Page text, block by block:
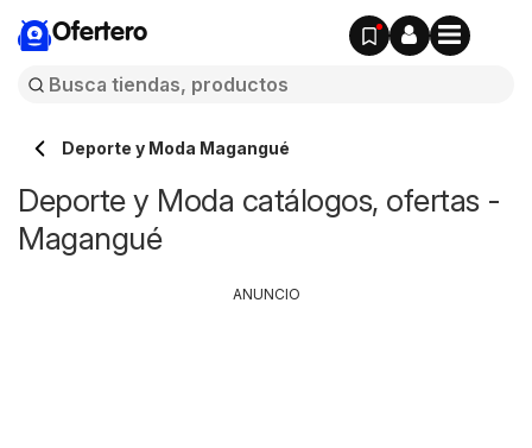
Ofertero
Deporte y Moda Magangué
Deporte y Moda catálogos, ofertas -
Magangué
ANUNCIO